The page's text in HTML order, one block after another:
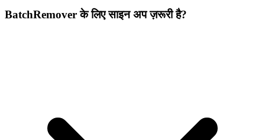
BatchRemover के लिए साइन अप ज़रूरी है?